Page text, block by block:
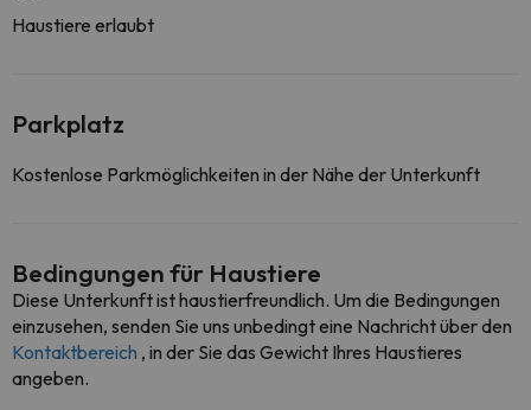
Haustiere erlaubt
Parkplatz
Kostenlose Parkmöglichkeiten in der Nähe der Unterkunft
Bedingungen für Haustiere
Diese Unterkunft ist haustierfreundlich. Um die Bedingungen
einzusehen, senden Sie uns unbedingt eine Nachricht über den
Kontaktbereich , in der Sie das Gewicht Ihres Haustieres
angeben.